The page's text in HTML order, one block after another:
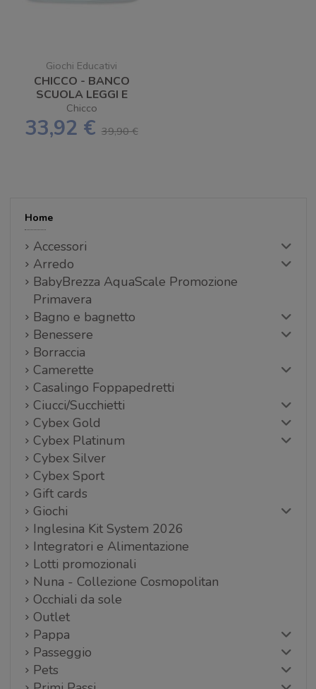
Giochi Educativi
CHICCO - BANCO
SCUOLA LEGGI E
IMPARA
Chicco
33,92 € 39,90 €
Home
Accessori
Arredo
BabyBrezza AquaScale Promozione
Primavera
Bagno e bagnetto
Benessere
Borraccia
Camerette
Casalingo Foppapedretti
Ciucci/Succhietti
Cybex Gold
Cybex Platinum
Cybex Silver
Cybex Sport
Gift cards
Giochi
Inglesina Kit System 2026
Integratori e Alimentazione
Lotti promozionali
Nuna - Collezione Cosmopolitan
Occhiali da sole
Outlet
Pappa
Passeggio
Pets